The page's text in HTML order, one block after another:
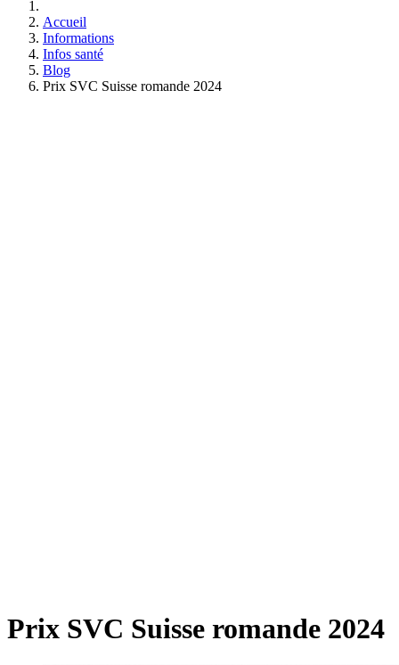
Accueil
Informations
Infos santé
Blog
Prix SVC Suisse romande 2024
Prix SVC Suisse romande 2024